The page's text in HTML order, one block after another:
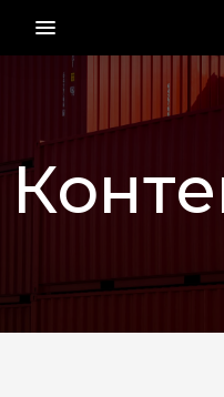
menu_vert
НАЗАД